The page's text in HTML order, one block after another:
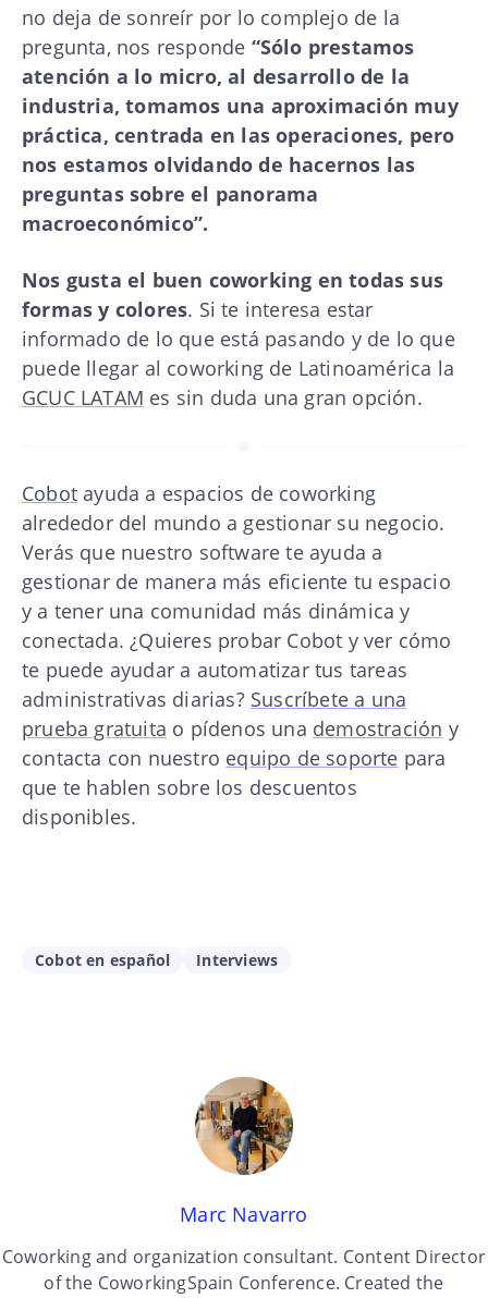
no deja de sonreír por lo complejo de la
pregunta, nos responde “Sólo prestamos
atención a lo micro, al desarrollo de la
industria, tomamos una aproximación muy
práctica, centrada en las operaciones, pero
nos estamos olvidando de hacernos las
preguntas sobre el panorama
macroeconómico”.
Nos gusta el buen coworking en todas sus
formas y colores. Si te interesa estar
informado de lo que está pasando y de lo que
puede llegar al coworking de Latinoamérica la
GCUC LATAM es sin duda una gran opción.
Cobot ayuda a espacios de coworking
alrededor del mundo a gestionar su negocio.
Verás que nuestro software te ayuda a
gestionar de manera más eficiente tu espacio
y a tener una comunidad más dinámica y
conectada. ¿Quieres probar Cobot y ver cómo
te puede ayudar a automatizar tus tareas
administrativas diarias? Suscríbete a una
prueba gratuita o pídenos una demostración y
contacta con nuestro equipo de soporte para
que te hablen sobre los descuentos
disponibles.
Cobot en español Interviews
Marc Navarro
Coworking and organization consultant. Content Director
of the CoworkingSpain Conference. Created the